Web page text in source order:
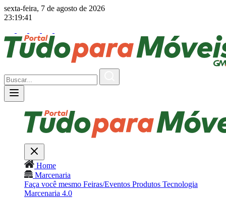
sexta-feira, 7 de agosto de 2026
23:19:43
Home
Marcenaria
Faça você mesmo Feiras/Eventos Produtos Tecnologia
Marcenaria 4.0